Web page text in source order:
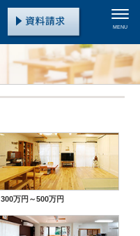
MENU
300万円～500万円